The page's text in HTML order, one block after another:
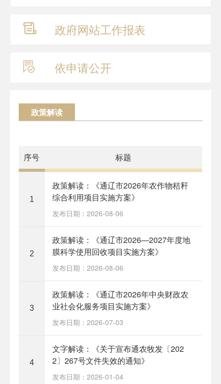
政府网站工作报表
依申请公开
政策解读
序号 标题
1
政策解读：《通辽市2026年农作物秸秆
综合利用项目实施方案》
发布日期：2026-08-06
2
政策解读：《通辽市2026—2027年度地
膜科学使用回收项目实施方案》
发布日期：2026-08-06
3
政策解读：《通辽市2026年中央财政农
业社会化服务项目实施方案》
发布日期：2026-07-03
4
文字解读：《关于宣布通农牧发〔202
2〕267号文件失效的通知》
发布日期：2026-01-04